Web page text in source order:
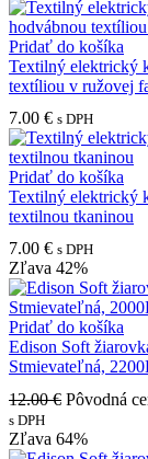
Pridať do košíka
Textilný elektrický
textíliou v ružovej
7.00 € s DPH
Pridať do košíka
Textilný elektrický
textilnou tkaninou
7.00 € s DPH
Zľava 42%
Pridať do košíka
Edison Soft
Stmievateľná,
12.00€ Pôvodná
s DPH
Zľava 64%